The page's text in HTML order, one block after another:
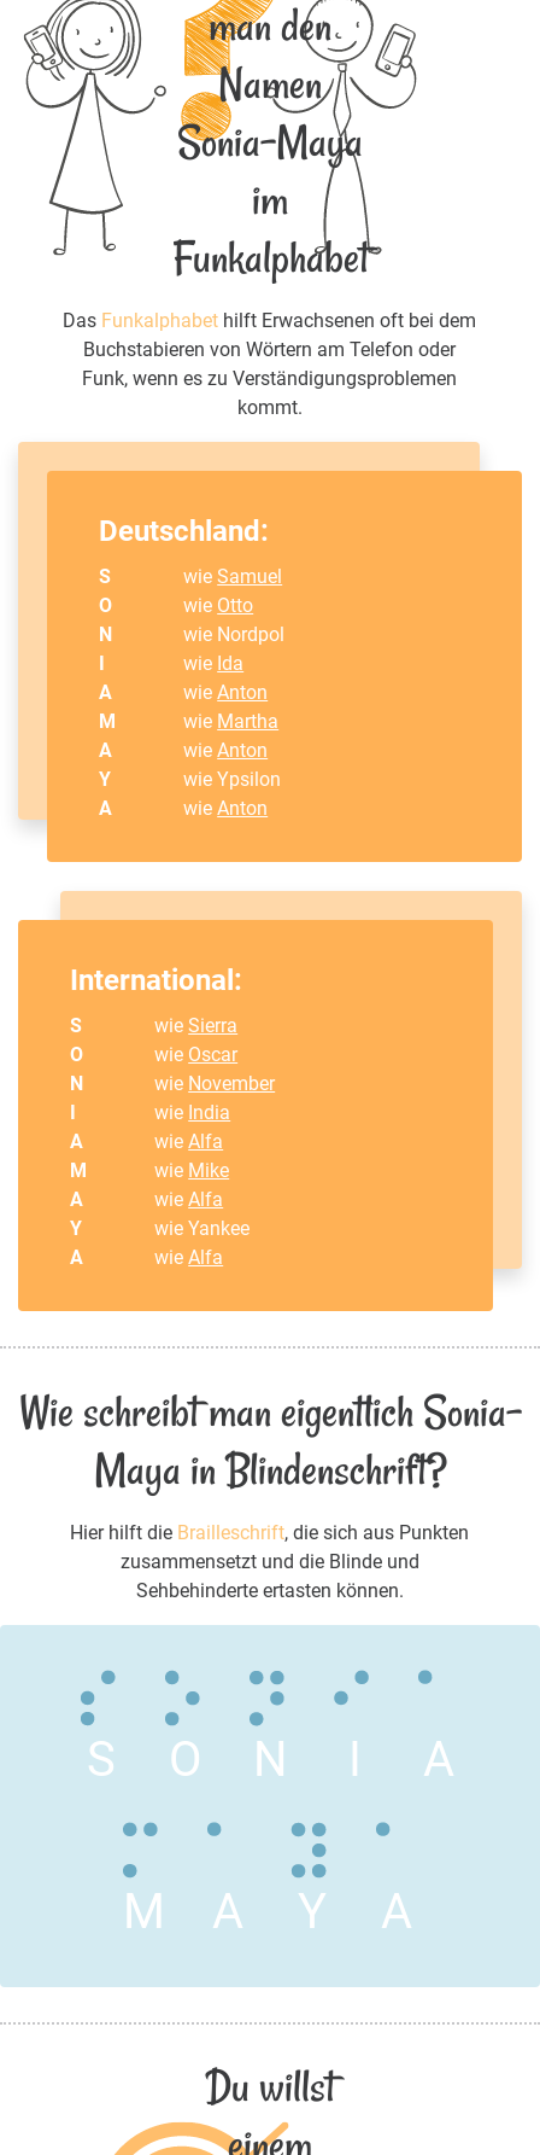
man den
Namen
Sonia-Maya
im
Funkalphabet
Das Funkalphabet hilft Erwachsenen oft bei dem
Buchstabieren von Wörtern am Telefon oder
Funk, wenn es zu Verständigungsproblemen
kommt.
Deutschland:
S wieSamuel
O
wie Otto
N
wie Nordpol
wie Ida
A
wieAnton
M
wie Martha
A
wieAnton
Y
wie Ypsilon
A
wieAnton
International:
S wieSierra
O
wie Oscar
N
wie November
wie India
A
wieAlfa
M
wie Mike
A
wieAlfa
Y
wie Yankee
A
wieAlfa
Wie schreibt man eigentlich Sonia-
Maya in Blindenschrift?
Hier hilft die Brailleschrift, die sich aus Punkten
zusammensetzt und die Blinde und
Sehbehinderte ertasten können.
S O N I A
M A Y A
Du willst